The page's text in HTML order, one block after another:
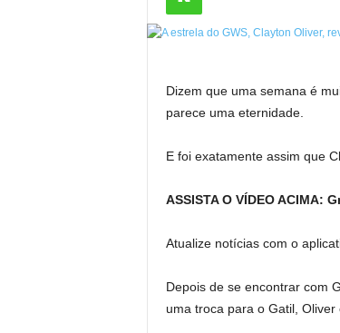
Dizem que uma semana é
parece uma eternidade.
E foi exatamente assim que
ASSISTA O VÍDEO ACIMA:
Atualize notícias com o
Depois de se encontrar com
uma troca para o Gatil,